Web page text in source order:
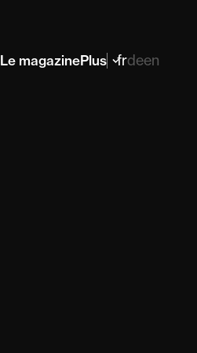
Le magazinePlus frdeen